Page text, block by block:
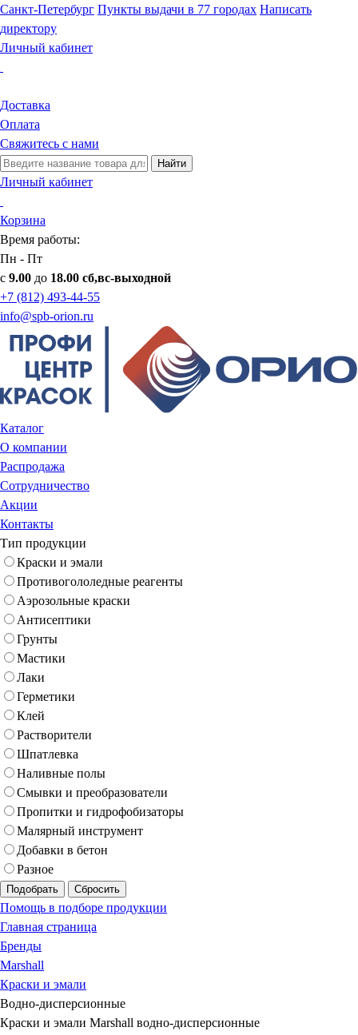
Санкт-Петербург Пункты выдачи в 77 городах Написать
директору
Личный кабинет
Доставка
Оплата
Свяжитесь с нами
Найти
Личный кабинет
Корзина
Время работы:
Пн - Пт
с 9.00 до 18.00 сб,вс-выходной
+7 (812) 493-44-55
info@spb-orion.ru
Каталог
О компании
Распродажа
Сотрудничество
Акции
Контакты
Тип продукции
Краски и эмали
Противогололедные реагенты
Аэрозольные краски
Антисептики
Грунты
Мастики
Лаки
Герметики
Клей
Растворители
Шпатлевка
Наливные полы
Смывки и преобразователи
Пропитки и гидрофобизаторы
Малярный инструмент
Добавки в бетон
Разное
Подобрать Сбросить
Помощь в подборе продукции
Главная страница
Бренды
Marshall
Краски и эмали
Водно-дисперсионные
Краски и эмали Marshall водно-дисперсионные